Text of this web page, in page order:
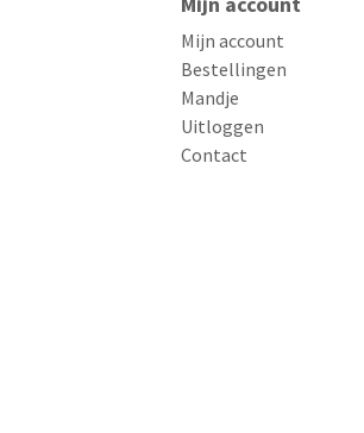
Mijn account
Bestellingen
Mandje
Uitloggen
Contact